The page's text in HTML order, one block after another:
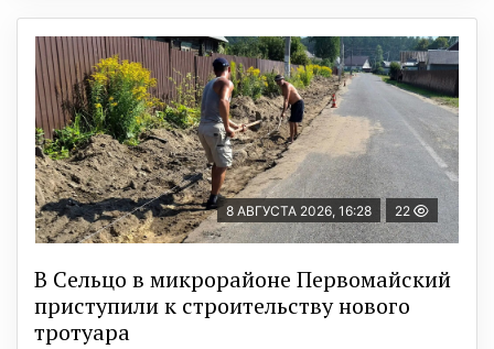
8 АВГУСТА 2026, 16:28 22
В Сельцо в микрорайоне Первомайский
приступили к строительству нового
тротуара